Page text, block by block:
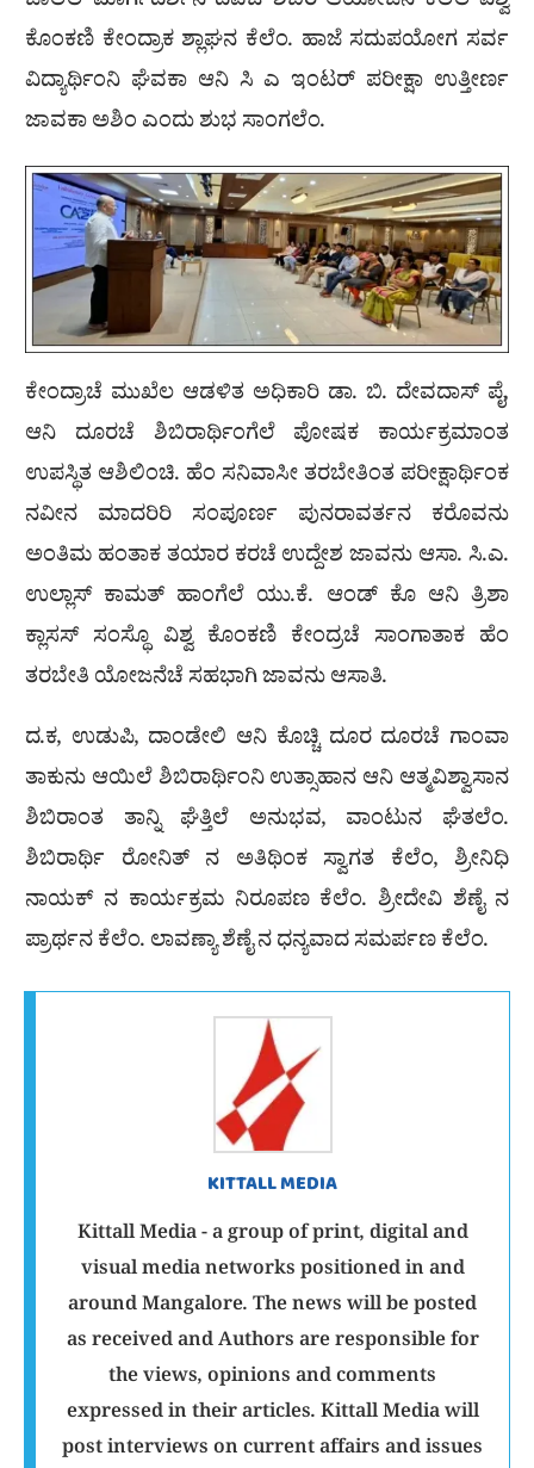
ಕೊಂಕಣಿ ಕೇಂದ್ರಾಕ ಶ್ಲಾಘನ ಕೆಲೆಂ. ಹಾಜೆ ಸದುಪಯೋಗ ಸರ್ವ
ವಿದ್ಯಾರ್ಥಿಂನಿ ಘೆವಕಾ ಆನಿ ಸಿ ಎ ಇಂಟರ್ ಪರೀಕ್ಷಾ ಉತ್ತೀರ್ಣ
ಜಾವಕಾ ಅಶಿಂ ಎಂದು ಶುಭ ಸಾಂಗಲೆಂ.
ಕೇಂದ್ರಾಚೆ ಮುಖೆಲ ಆಡಳಿತ ಅಧಿಕಾರಿ ಡಾ. ಬಿ. ದೇವದಾಸ್ ಪೈ,
ಆನಿ ದೂರಚೆ ಶಿಬಿರಾರ್ಥಿಂಗೆಲೆ ಪೋಷಕ ಕಾರ್ಯಕ್ರಮಾಂತ
ಉಪಸ್ಥಿತ ಆಶಿಲಿಂಚಿ. ಹೆಂ ಸನಿವಾಸೀ ತರಬೇತಿಂತ ಪರೀಕ್ಷಾರ್ಥಿಂಕ
ನವೀನ ಮಾದರಿರಿ ಸಂಪೂರ್ಣ ಪುನರಾವರ್ತನ ಕರೊವನು
ಅಂತಿಮ ಹಂತಾಕ ತಯಾರ ಕರಚೆ ಉದ್ದೇಶ ಜಾವನು ಆಸಾ. ಸಿ.ಎ.
ಉಲ್ಲಾಸ್ ಕಾಮತ್ ಹಾಂಗೆಲೆ ಯು.ಕೆ. ಆಂಡ್ ಕೊ ಆನಿ ತ್ರಿಶಾ
ಕ್ಲಾಸಸ್ ಸಂಸ್ಥೊ ವಿಶ್ವ ಕೊಂಕಣಿ ಕೇಂದ್ರಚೆ ಸಾಂಗಾತಾಕ ಹೆಂ
ತರಬೇತಿ ಯೋಜನೆಚೆ ಸಹಭಾಗಿ ಜಾವನು ಆಸಾತಿ.
ದ.ಕ, ಉಡುಪಿ, ದಾಂಡೇಲಿ ಆನಿ ಕೊಚ್ಚಿ ದೂರ ದೂರಚೆ ಗಾಂವಾ
ತಾಕುನು ಆಯಿಲೆ ಶಿಬಿರಾರ್ಥಿಂನಿ ಉತ್ಸಾಹಾನ ಆನಿ ಆತ್ಮವಿಶ್ವಾಸಾನ
ಶಿಬಿರಾಂತ ತಾನ್ನಿ ಘೆತ್ತಿಲೆ ಅನುಭವ, ವಾಂಟುನ ಘೆತಲೆಂ.
ಶಿಬಿರಾರ್ಥಿ ರೋನಿತ್ ನ ಅತಿಥಿಂಕ ಸ್ವಾಗತ ಕೆಲೆಂ, ಶ್ರೀನಿಧಿ
ನಾಯಕ್ ನ ಕಾರ್ಯಕ್ರಮ ನಿರೂಪಣ ಕೆಲೆಂ. ಶ್ರೀದೇವಿ ಶೆಣೈ ನ
ಪ್ರಾರ್ಥನ ಕೆಲೆಂ. ಲಾವಣ್ಯಾ ಶೆಣೈ ನ ಧನ್ಯವಾದ ಸಮರ್ಪಣ ಕೆಲೆಂ.
KITTALL MEDIA
Kittall Media - a group of print, digital and
visual media networks positioned in and
around Mangalore. The news will be posted
as received and Authors are responsible for
the views, opinions and comments
expressed in their articles. Kittall Media will
post interviews on current affairs and issues